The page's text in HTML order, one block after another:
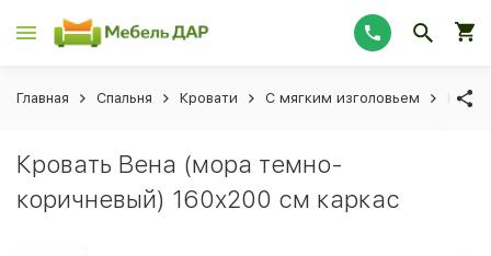
Главная Спальня Кровати С мягким изголовьем
Кровать Вена (мора темно-
коричневый) 160x200 см каркас